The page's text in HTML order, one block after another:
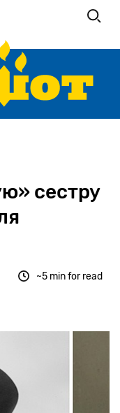
сестру
~5 min for read